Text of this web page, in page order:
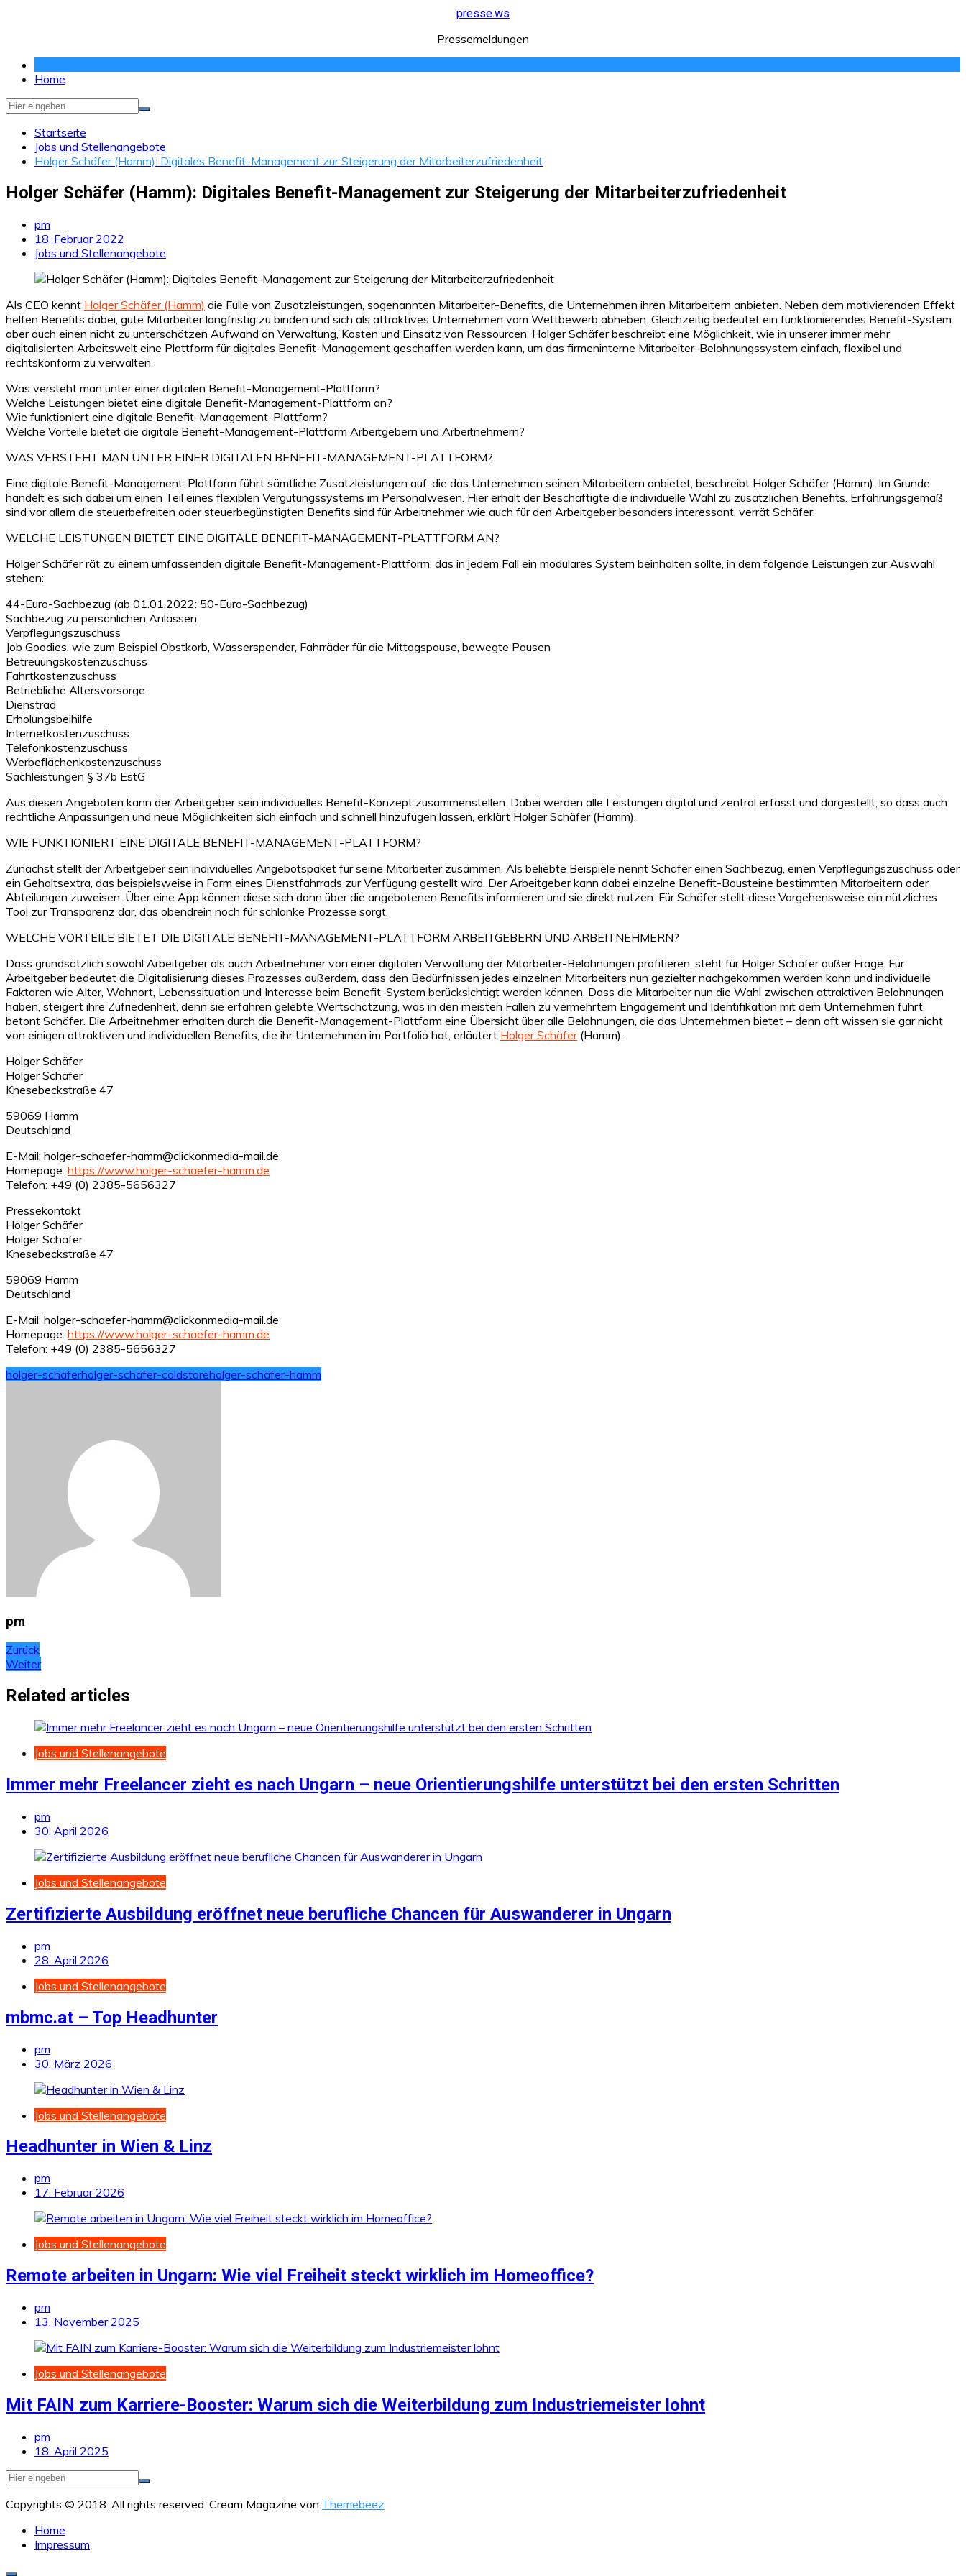
presse.ws
Pressemeldungen
Home
Startseite
Jobs und Stellenangebote
Holger Schäfer (Hamm): Digitales Benefit-Management zur Steigerung der Mitarbeiterzufriedenheit
Holger Schäfer (Hamm): Digitales Benefit-Management zur Steigerung der Mitarbeiterzufriedenheit
pm
18. Februar 2022
Jobs und Stellenangebote
Als CEO kennt Holger Schäfer (Hamm) die Fülle von Zusatzleistungen, sogenannten Mitarbeiter-Benefits, die Unternehmen ihren Mitarbeitern anbieten. Neben dem motivierenden Effekt
helfen Benefits dabei, gute Mitarbeiter langfristig zu binden und sich als attraktives Unternehmen vom Wettbewerb abheben. Gleichzeitig bedeutet ein funktionierendes Benefit-System
aber auch einen nicht zu unterschätzen Aufwand an Verwaltung, Kosten und Einsatz von Ressourcen. Holger Schäfer beschreibt eine Möglichkeit, wie in unserer immer mehr
digitalisierten Arbeitswelt eine Plattform für digitales Benefit-Management geschaffen werden kann, um das firmeninterne Mitarbeiter-Belohnungssystem einfach, flexibel und
rechtskonform zu verwalten.
Was versteht man unter einer digitalen Benefit-Management-Plattform?
Welche Leistungen bietet eine digitale Benefit-Management-Plattform an?
Wie funktioniert eine digitale Benefit-Management-Plattform?
Welche Vorteile bietet die digitale Benefit-Management-Plattform Arbeitgebern und Arbeitnehmern?
WAS VERSTEHT MAN UNTER EINER DIGITALEN BENEFIT-MANAGEMENT-PLATTFORM?
Eine digitale Benefit-Management-Plattform führt sämtliche Zusatzleistungen auf, die das Unternehmen seinen Mitarbeitern anbietet, beschreibt Holger Schäfer (Hamm). Im Grunde
handelt es sich dabei um einen Teil eines flexiblen Vergütungssystems im Personalwesen. Hier erhält der Beschäftigte die individuelle Wahl zu zusätzlichen Benefits. Erfahrungsgemäß
sind vor allem die steuerbefreiten oder steuerbegünstigten Benefits sind für Arbeitnehmer wie auch für den Arbeitgeber besonders interessant, verrät Schäfer.
WELCHE LEISTUNGEN BIETET EINE DIGITALE BENEFIT-MANAGEMENT-PLATTFORM AN?
Holger Schäfer rät zu einem umfassenden digitale Benefit-Management-Plattform, das in jedem Fall ein modulares System beinhalten sollte, in dem folgende Leistungen zur Auswahl
stehen:
44-Euro-Sachbezug (ab 01.01.2022: 50-Euro-Sachbezug)
Sachbezug zu persönlichen Anlässen
Verpflegungszuschuss
Job Goodies, wie zum Beispiel Obstkorb, Wasserspender, Fahrräder für die Mittagspause, bewegte Pausen
Betreuungskostenzuschuss
Fahrtkostenzuschuss
Betriebliche Altersvorsorge
Dienstrad
Erholungsbeihilfe
Internetkostenzuschuss
Telefonkostenzuschuss
Werbeflächenkostenzuschuss
Sachleistungen § 37b EstG
Aus diesen Angeboten kann der Arbeitgeber sein individuelles Benefit-Konzept zusammenstellen. Dabei werden alle Leistungen digital und zentral erfasst und dargestellt, so dass auch
rechtliche Anpassungen und neue Möglichkeiten sich einfach und schnell hinzufügen lassen, erklärt Holger Schäfer (Hamm).
WIE FUNKTIONIERT EINE DIGITALE BENEFIT-MANAGEMENT-PLATTFORM?
Zunächst stellt der Arbeitgeber sein individuelles Angebotspaket für seine Mitarbeiter zusammen. Als beliebte Beispiele nennt Schäfer einen Sachbezug, einen Verpflegungszuschuss oder
ein Gehaltsextra, das beispielsweise in Form eines Dienstfahrrads zur Verfügung gestellt wird. Der Arbeitgeber kann dabei einzelne Benefit-Bausteine bestimmten Mitarbeitern oder
Abteilungen zuweisen. Über eine App können diese sich dann über die angebotenen Benefits informieren und sie direkt nutzen. Für Schäfer stellt diese Vorgehensweise ein nützliches
Tool zur Transparenz dar, das obendrein noch für schlanke Prozesse sorgt.
WELCHE VORTEILE BIETET DIE DIGITALE BENEFIT-MANAGEMENT-PLATTFORM ARBEITGEBERN UND ARBEITNEHMERN?
Dass grundsätzlich sowohl Arbeitgeber als auch Arbeitnehmer von einer digitalen Verwaltung der Mitarbeiter-Belohnungen profitieren, steht für Holger Schäfer außer Frage. Für
Arbeitgeber bedeutet die Digitalisierung dieses Prozesses außerdem, dass den Bedürfnissen jedes einzelnen Mitarbeiters nun gezielter nachgekommen werden kann und individuelle
Faktoren wie Alter, Wohnort, Lebenssituation und Interesse beim Benefit-System berücksichtigt werden können. Dass die Mitarbeiter nun die Wahl zwischen attraktiven Belohnungen
haben, steigert ihre Zufriedenheit, denn sie erfahren gelebte Wertschätzung, was in den meisten Fällen zu vermehrtem Engagement und Identifikation mit dem Unternehmen führt,
betont Schäfer. Die Arbeitnehmer erhalten durch die Benefit-Management-Plattform eine Übersicht über alle Belohnungen, die das Unternehmen bietet – denn oft wissen sie gar nicht
von einigen attraktiven und individuellen Benefits, die ihr Unternehmen im Portfolio hat, erläutert Holger Schäfer(Hamm).
Holger Schäfer
Holger Schäfer
Knesebeckstraße 47
59069 Hamm
Deutschland
E-Mail: holger-schaefer-hamm@clickonmedia-mail.de
Homepage: https://www.holger-schaefer-hamm.de
Telefon: +49 (0) 2385-5656327
Pressekontakt
Holger Schäfer
Holger Schäfer
Knesebeckstraße 47
59069 Hamm
Deutschland
E-Mail: holger-schaefer-hamm@clickonmedia-mail.de
Homepage: https://www.holger-schaefer-hamm.de
Telefon: +49 (0) 2385-5656327
holger-schäferholger-schäfer-coldstoreholger-schäfer-hamm
pm
Beitragsnavigation
Zurück
Weiter
Related articles
Jobs und Stellenangebote
Immer mehr Freelancer zieht es nach Ungarn – neue Orientierungshilfe unterstützt bei den ersten Schritten
pm
30. April 2026
Jobs und Stellenangebote
Zertifizierte Ausbildung eröffnet neue berufliche Chancen für Auswanderer in Ungarn
pm
28. April 2026
Jobs und Stellenangebote
mbmc.at – Top Headhunter
pm
30. März 2026
Jobs und Stellenangebote
Headhunter in Wien & Linz
pm
17. Februar 2026
Jobs und Stellenangebote
Remote arbeiten in Ungarn: Wie viel Freiheit steckt wirklich im Homeoffice?
pm
13. November 2025
Jobs und Stellenangebote
Mit FAIN zum Karriere-Booster: Warum sich die Weiterbildung zum Industriemeister lohnt
pm
18. April 2025
Copyrights © 2018. All rights reserved. Cream Magazine von Themebeez
Home
Impressum